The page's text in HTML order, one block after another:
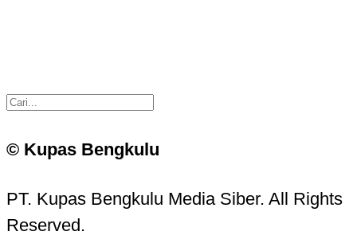
© Kupas Bengkulu
PT. Kupas Bengkulu Media Siber. All Rights
Reserved.